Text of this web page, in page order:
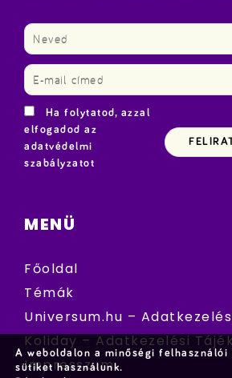
Ha folytatod, azzal
elfogadod az
adatvédelmi
szabályzatot
MENÜ
Főoldal
Témák
Universum.hu –
Koliday – Adatkezelési
Impresszum
A weboldalon a minőségi felhasználói
sütiket használunk.